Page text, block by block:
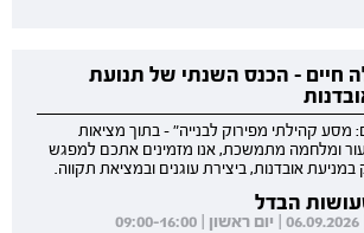
חיים - הכנס השנתי של תנועת
קהילתי מפירוק לבנייה" - בתוך מציאות
ומלחמה מתמשכת, אנו מזמינים אתכם למפגש
אובדנות, ביצירת עוגנים ובמציאת תקווה.
הבדל